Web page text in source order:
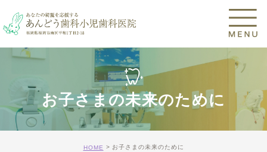
お子さまの未来のために
HOME お子さまの未来のために